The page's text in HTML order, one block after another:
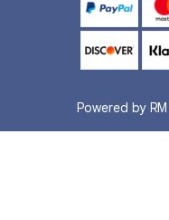
Powered by